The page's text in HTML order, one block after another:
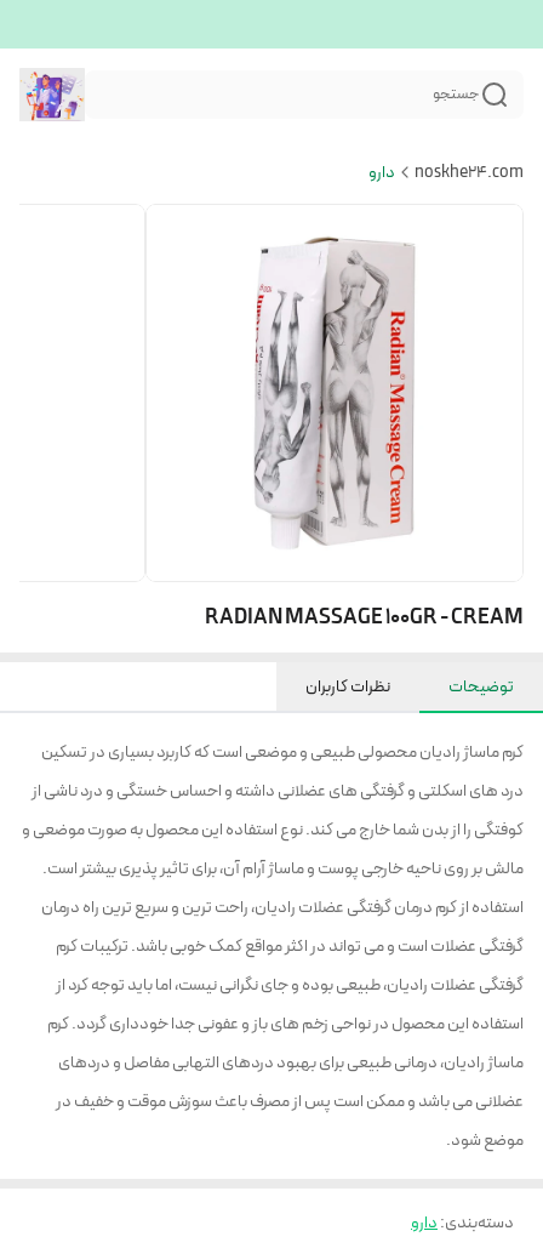
جستجو
noskhe24.com دارو
RADIAN MASSAGE 100GR - CREAM
توضیحات نظرات کاربران
کرم ماساژ رادیان محصولی طبیعی و موضعی است که کاربرد بسیاری در تسکین
درد های اسکلتی و گرفتگی های عضلانی داشته و احساس خستگی و درد ناشی از
کوفتگی را از بدن شما خارج می کند. نوع استفاده این محصول به صورت موضعی و
مالش بر روی ناحیه خارجی پوست و ماساژ آرام آن، برای تاثیر پذیری بیشتر است.
استفاده از کرم درمان گرفتگی عضلات رادیان، راحت ترین و سریع ترین راه درمان
گرفتگی عضلات است و می تواند در اکثر مواقع کمک خوبی باشد. ترکیبات کرم
گرفتگی عضلات رادیان، طبیعی بوده و جای نگرانی نیست، اما باید توجه کرد از
استفاده این محصول در نواحی زخم های باز و عفونی جدا خودداری گردد. کرم
ماساژ رادیان، درمانی طبیعی برای بهبود دردهای التهابی مفاصل و دردهای
عضلانی می باشد و ممکن است پس از مصرف باعث سوزش موقت و خفیف در
موضع شود.
دسته‌بندی:دارو